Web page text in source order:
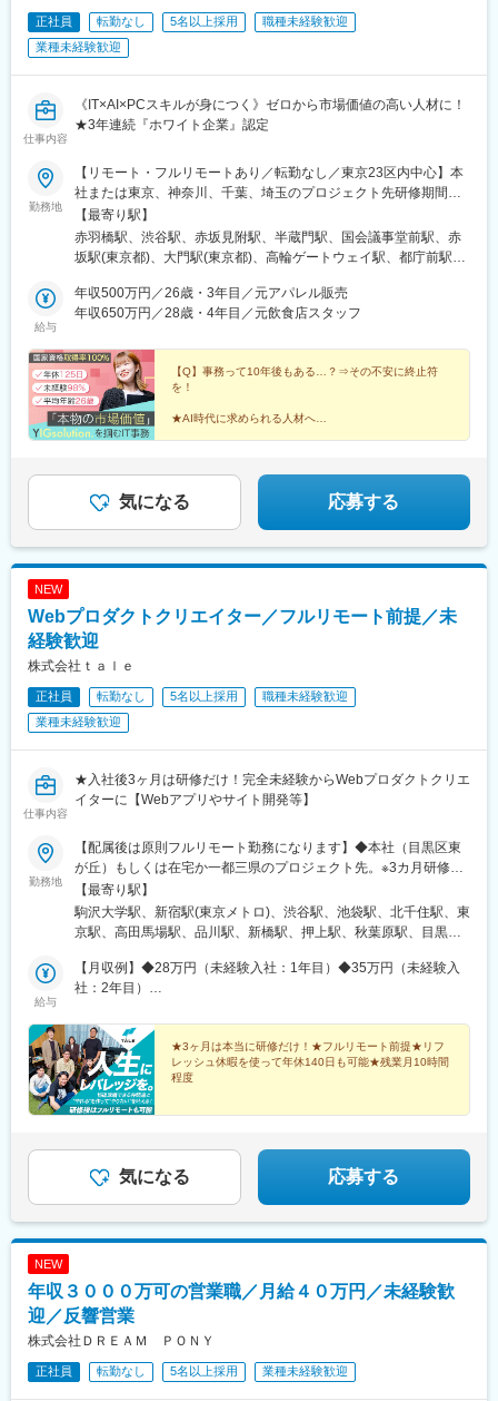
川口駅、汐見橋駅、コスモスクエア駅、中ふ頭駅、四条駅(京都市
営)、九条駅(京都府)、二条駅、三宮・花時計前駅、三宮駅(神戸新
交通)、祇園駅(福岡県)、さっぽろ駅、霞ケ関駅(東京都)、岩本町
場海浜公園駅、千駄ケ谷駅、四谷三丁目駅、新宿駅(東京メトロ)、
大久保駅(東京都)、曙橋駅、東池袋四丁目駅、桜木町駅、八田駅
橋筋六丁目駅、桜ノ宮駅、近鉄日本橋駅、九条駅(大阪府)、福島駅
(大阪環状線)、東寺駅、四条大宮駅、神戸三宮駅(阪急・神戸高
速)、北１２条駅
公園駅、獨協大学前駅、草加駅、和光市駅、市役所前駅(千葉県)、
西登戸駅、海浜幕張駅、柏の葉キャンパス駅、千葉ニュータウン
門駅、九段下駅、新御茶ノ水駅、日本橋駅(東京都)、宝町駅(東京
都)、三越前駅、芝公園駅、御成門駅、外苑前駅、曙橋駅、新宿駅
清澄白河駅、亀戸水神駅、新馬場駅、明治神宮前駅、北参道駅、
東池袋駅、巣鴨新田駅、池袋駅、羽田空港第１・第２ターミナル
駅(京急)、洗足池駅、二子新地駅、京成上野駅、祐天寺駅、白糸台
駅、高島町駅、桜木町駅、登戸駅、鹿島田駅、八丁畷駅、千葉み
なと駅、岩本町駅、永田町駅、京橋駅(東京都)、日比谷駅、虎ノ門
駅、小伝馬町駅、六本木一丁目駅、赤坂見附駅、築地市場駅、乃
木坂駅、東新宿駅、四ツ谷駅、四谷三丁目駅、江戸川橋駅、不動
前駅、高輪台駅、代々木公園駅、東池袋四丁目駅、羽田空港第２
ターミナル駅(東京モノレール・ＡＮＡ利用)、多磨霊園駅、横浜
正社員 転勤なし 5名以上採用
職種未経験歓迎
業種未経験歓迎
仕事内容
《IT×AI×PCスキルが身につく》ゼロから市場価値の高い人材に！
★3年連続『ホワイト企業』認定
勤務地
【リモート・フルリモートあり／転勤なし／東京23区内中心】本
社または東京、神奈川、千葉、埼玉のプロジェクト先研修期間中
は、一都三県にて対面での実施がメインになります。＼引っ越し
サポートあり！／遠方からの就業や、心機一転の引越しもバック
アップ！＼2026年7月～さらに広いオフィスへ移転！／■本社／東
先／東京23区内（主に渋谷、新宿、五反田、新橋、六本木、汐
留）、東京都内近郊が中心（アクセス）■本社／南北線・都営大江
羽橋駅」中ノ橋口から徒歩3分 都営三田線 「芝公園駅」
A2口から徒歩9分※プロジェクト先により異なります※プロジェク
ト先（一都三県）に通勤可能な方を対象とした募集です＼充実の
オフィス環境！／◎勉強スペースを利用し放題◎オフィスグリ
コ・フリードリンクあり◎365日24時間オンライン学習OK（無
参加もOK！）
【最寄り駅】
赤羽橋駅、渋谷駅、赤坂見附駅、半蔵門駅、国会議事堂前駅、赤
坂駅(東京都)、大門駅(東京都)、高輪ゲートウェイ駅、都庁前駅、
宿三丁目駅、新橋駅、都電雑司ケ谷駅、青葉台駅、ひばりケ丘駅
(東京都)、南阿佐ケ谷駅、浦和駅、弘明寺駅(京急線)、新高島駅、
佐木長者町駅、井の頭公園駅、多摩センター駅、船橋駅、京成立
石駅、東銀座駅、九段下駅、恵比寿駅、神谷町駅、五反田駅、虎
ノ門ヒルズ駅、護国寺駅、光が丘駅、新小岩駅、高井戸駅、国府
台駅、桜新町駅、三越前駅、芝公園駅、勝どき駅、中目黒駅、小
伝馬町駅、新丸子駅、新川崎駅、大久保駅(東京都)、成増駅、高島
央駅、川崎駅、立会川駅、大宮駅(埼玉県)、大崎駅、大手町駅(東
京都)、新大塚駅、朝霞駅、町田駅、調布駅、天王洲アイル駅、天
駅(都営線)、六本木駅、麻布十番駅、神泉駅、永田町駅、溜池山王
駅、浜松町駅、西新宿駅、秋葉原駅、宮ノ前駅、新宿御苑前駅、
汐留駅、阿佐ケ谷駅、高島町駅、桜田門駅、蓮沼駅、関内駅、吉
駅、御成門駅、富士見ケ丘駅、市川駅、新日本橋駅、祐天寺駅、
馬喰横山駅、武蔵小杉駅、新大久保駅、地下鉄成増駅、新高島平
駅、二子新地駅、日比谷駅、京王八王子駅、北参道駅、春日駅(東
京都)、立川駅、両国駅、乃木坂駅、新宿西口駅、岩本町駅、小台
日ノ出町駅、東海神駅、銀座一丁目駅、六本木一丁目駅、茗荷谷
駅、市川真間駅、馬喰町駅、竹橋駅、大塚駅(東京都)、星川駅、稲
荷町駅(東京都)、東池袋四丁目駅、信濃町駅、泉岳寺駅、国立競技
場駅、後楽園駅、立川南駅、蔵前駅
給与
年収500万円／26歳・3年目／元アパレル販売
年収650万円／28歳・4年目／元飲食店スタッフ
【Q】事務って10年後もある…？⇒その不安に終止符
を！
★AI時代に求められる人材へ
★平均年齢26歳！20代が8割
★年間休日125日＆基本定時退社
気になる 応募する
NEW
Webプロダクトクリエイター／フルリモート前提／未
経験歓迎
株式会社ｔａｌｅ
正社員 転勤なし 5名以上採用
職種未経験歓迎
業種未経験歓迎
仕事内容
★入社後3ヶ月は研修だけ！完全未経験からWebプロダクトクリエ
イターに【Webアプリやサイト開発等】
勤務地
【配属後は原則フルリモート勤務になります】◆本社（目黒区東
が丘）もしくは在宅か一都三県のプロジェクト先。※3カ月研修は
下記の駒沢オフィスで対面で行います。※現場配属後は原則フルリ
モート勤務（完全在宅勤務）になります。※案件の状況によりプロ
ジェクト先に出社する場合もあります。※転居を伴う転勤はありま
ラス３階アクセス：東急田園都市線「駒沢大学駅」より徒歩3分
【駒沢オフィス】住所：東京都世田谷区駒沢5丁目26番7号 駒沢パ
徒歩10分
【最寄り駅】
駒沢大学駅、新宿駅(東京メトロ)、渋谷駅、池袋駅、北千住駅、東
京駅、高田馬場駅、品川駅、新橋駅、押上駅、秋葉原駅、目黒
(東京都)、中野駅(東京都)、大門駅(東京都)、有楽町駅、吉祥寺
駅、日暮里駅(舎人ライナー)、五反田駅、三田駅(東京都)、中目黒
町駅、国分寺駅、立川駅、飯田橋駅、市ケ谷駅、小竹向原駅、錦
糸町駅、二子玉川駅、四ツ谷駅、自由が丘駅、新木場駅、森下駅
(東京都)、九段下駅、三軒茶屋駅、荻窪駅、春日駅(東京都)、日本
橋駅(東京都)、田町駅(東京都)、下北沢駅、神田駅(東京都)、新宿
西口駅、東池袋駅、二重橋前駅、西早稲田駅、北品川駅、汐留
町駅(東京都)、代々木八幡駅、浜松町駅、銀座駅、井の頭公園駅、
大崎広小路駅、代官山駅、下神明駅、高輪ゲートウェイ駅、立川
新桜台駅、九品仏駅、菊川駅(東京都)、本郷三丁目駅、茅場町駅、
新代田駅
給与
【月収例】◆28万円（未経験入社：1年目）◆35万円（未経験入
社：2年目）
★3ヶ月は本当に研修だけ！★フルリモート前提★リフ
レッシュ休暇を使って年休140日も可能★残業月10時間
程度
気になる 応募する
NEW
年収３０００万可の営業職／月給４０万円／未経験歓
迎／反響営業
株式会社ＤＲＥＡＭ ＰＯＮＹ
正社員 転勤なし 5名以上採用 業種未経験歓迎